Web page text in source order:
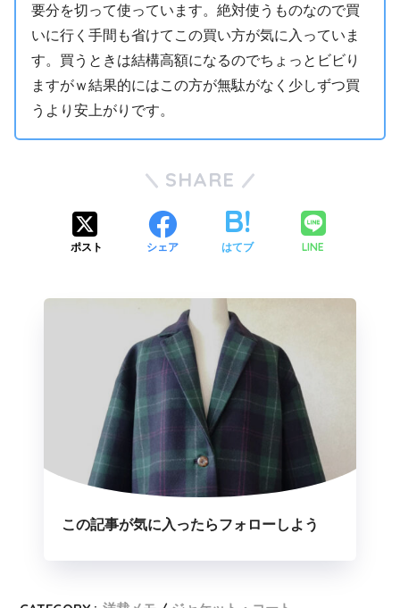
要分を切って使っています。絶対使うものなので買
いに行く手間も省けてこの買い方が気に入っていま
す。買うときは結構高額になるのでちょっとビビり
ますがｗ結果的にはこの方が無駄がなく少しずつ買
うより安上がりです。
SHARE
ポスト シェア はてブ LINE
この記事が気に入ったらフォローしよう